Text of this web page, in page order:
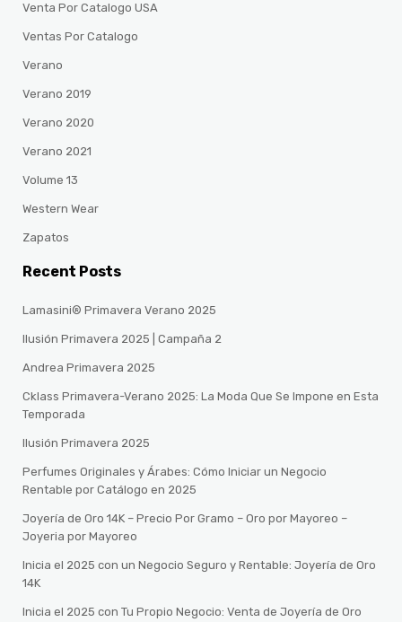
Venta Por Catalogo USA
Ventas Por Catalogo
Verano
Verano 2019
Verano 2020
Verano 2021
Volume 13
Western Wear
Zapatos
Recent Posts
Lamasini® Primavera Verano 2025
Ilusión Primavera 2025 | Campaña 2
Andrea Primavera 2025
Cklass Primavera-Verano 2025: La Moda Que Se Impone en Esta
Temporada
Ilusión Primavera 2025
Perfumes Originales y Árabes: Cómo Iniciar un Negocio
Rentable por Catálogo en 2025
Joyería de Oro 14K – Precio Por Gramo – Oro por Mayoreo –
Joyeria por Mayoreo
Inicia el 2025 con un Negocio Seguro y Rentable: Joyería de Oro
14K
Inicia el 2025 con Tu Propio Negocio: Venta de Joyería de Oro